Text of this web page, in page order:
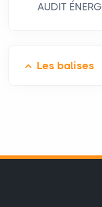
AUDIT
Les balises